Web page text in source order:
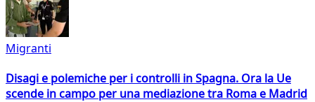
Migranti
Disagi e polemiche per i controlli in Spagna. Ora la Ue
scende in campo per una mediazione tra Roma e Madrid